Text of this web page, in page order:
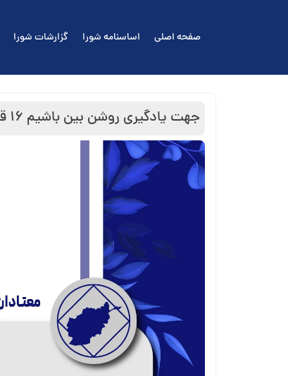
صفحه اصلی اساسنامه شورا گزارشات شورا
جهت یادگیری روشن بین باشیم ۱۶ قوس ( آذر ماه )